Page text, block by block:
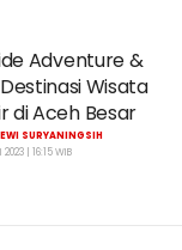
Adventure &
Wisata
di Aceh Besar
SURYANINGSIH
2023 | 16:15 WIB